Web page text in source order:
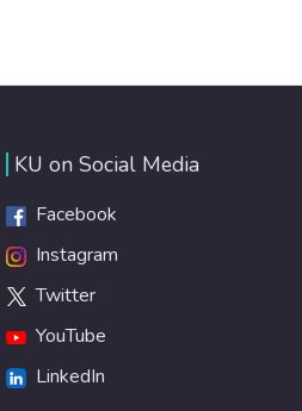
KU on Social Media
Facebook
Instagram
Twitter
YouTube
LinkedIn